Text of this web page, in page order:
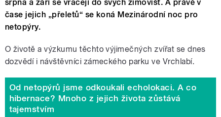
srpna a září se vracejí do svých zimovišť. A právě v
čase jejich „přeletů“ se koná Mezinárodní noc pro
netopýry.
O životě a výzkumu těchto výjimečných zvířat se dnes
dozvědí i návštěvníci zámeckého parku ve Vrchlabí.
Od netopýrů jsme odkoukali echolokaci. A co
hibernace? Mnoho z jejich života zůstává
tajemstvím